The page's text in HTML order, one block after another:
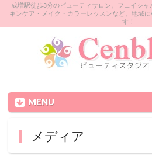
成増駅徒歩3分のビューティサロン。フェイシ
キンケア・メイク・カラーレッスンなど。地域
す！
MENU
メディア